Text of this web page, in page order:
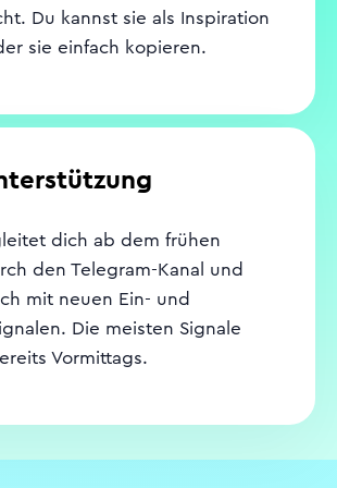
Du kannst sie als Inspiration
sie einfach kopieren.
dich ab dem frühen
den Telegram-Kanal und
mit neuen Ein- und
Die meisten Signale
Vormittags.